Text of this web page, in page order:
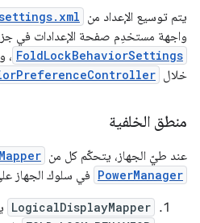
يتم توسيع الإعداد من
واجهة مستخدِم صفحة الإعدادات في
FoldLockBehaviorSettings ،
خلال
منطق الخلفية
عند طيّ الجهاز، يتحكّم كل من
PowerManager في سلوك الجهاز
LogicalDisplayMapper